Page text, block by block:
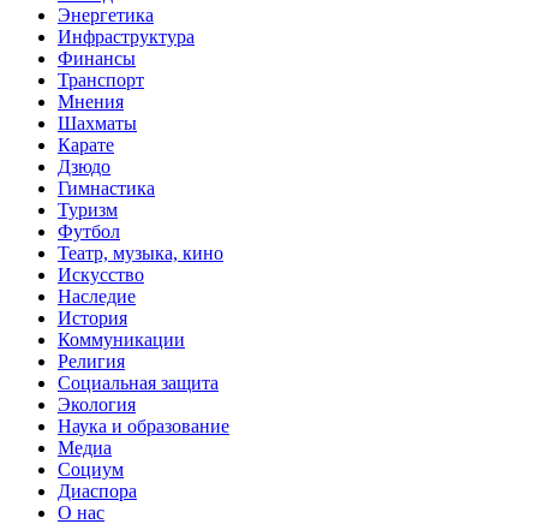
Энергетика
Инфраструктура
Финансы
Транспорт
Мнения
Шахматы
Карате
Дзюдо
Гимнастика
Туризм
Футбол
Театр, музыка, кино
Искусство
Наследие
История
Коммуникации
Религия
Социальная защита
Экология
Наука и образование
Медиа
Социум
Диаспора
О нас